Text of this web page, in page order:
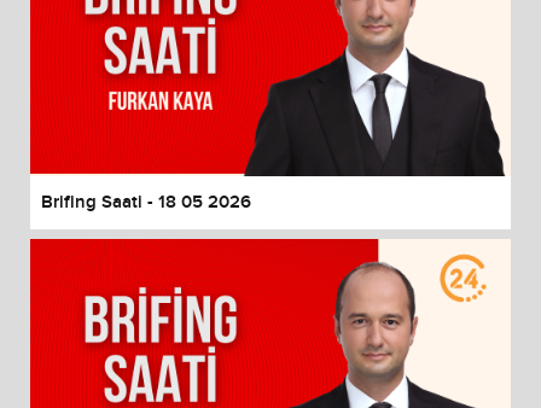
Brifing Saati - 18 05 2026